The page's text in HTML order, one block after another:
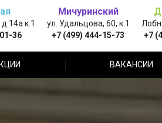
к.1
36
Мичуринский
ул. Удальцова, 60, к.1
+7 (499) 444-15-73
+7
ВАКАНСИИ